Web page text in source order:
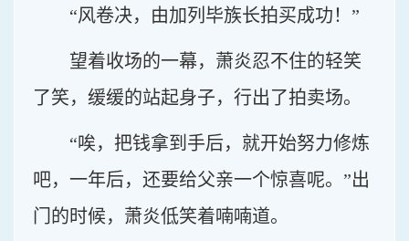
“风卷决，由加列毕族长拍买成功！”
望着收场的一幕，萧炎忍不住的轻笑
了笑，缓缓的站起身子，行出了拍卖场。
“唉，把钱拿到手后，就开始努力修炼
吧，一年后，还要给父亲一个惊喜呢。”出
门的时候，萧炎低笑着喃喃道。